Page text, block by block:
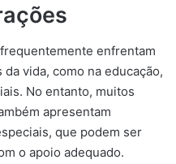
enfrentam
vida, como na educação,
No entanto, muitos
apresentam
que podem ser
o apoio adequado.